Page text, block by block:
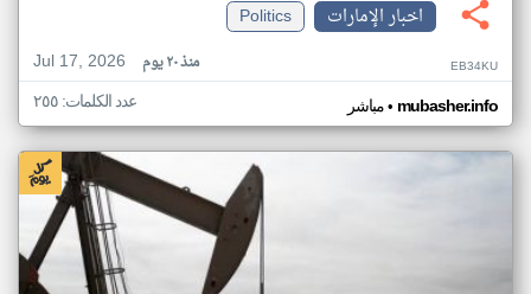
اخبار الإمارات
Politics
Jul 17, 2026
منذ ٢٠ يوم EB34KU
مباشر• mubasher.info عدد الكلمات: ٢٥٥